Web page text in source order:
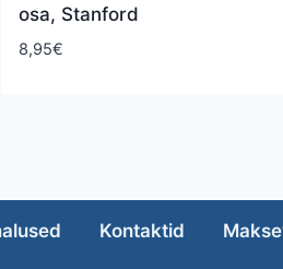
osa, Stanford
8,95€
Kontaktid